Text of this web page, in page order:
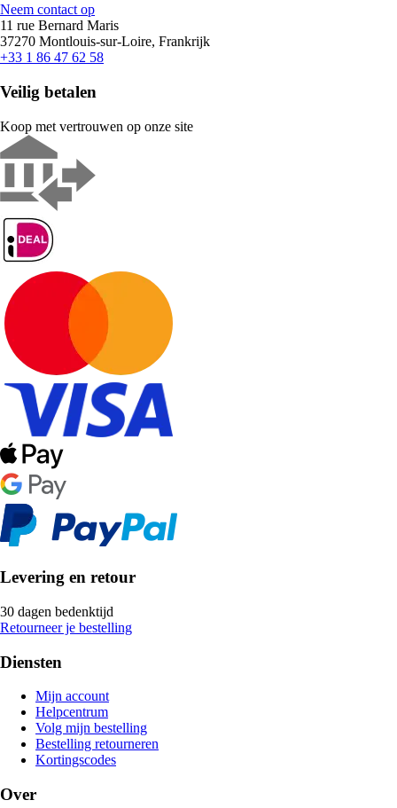
Neem contact op
11 rue Bernard Maris
37270 Montlouis-sur-Loire, Frankrijk
+33 1 86 47 62 58
Veilig betalen
Koop met vertrouwen op onze site
Levering en retour
30 dagen bedenktijd
Retourneer je bestelling
Diensten
Mijn account
Helpcentrum
Volg mijn bestelling
Bestelling retourneren
Kortingscodes
Over